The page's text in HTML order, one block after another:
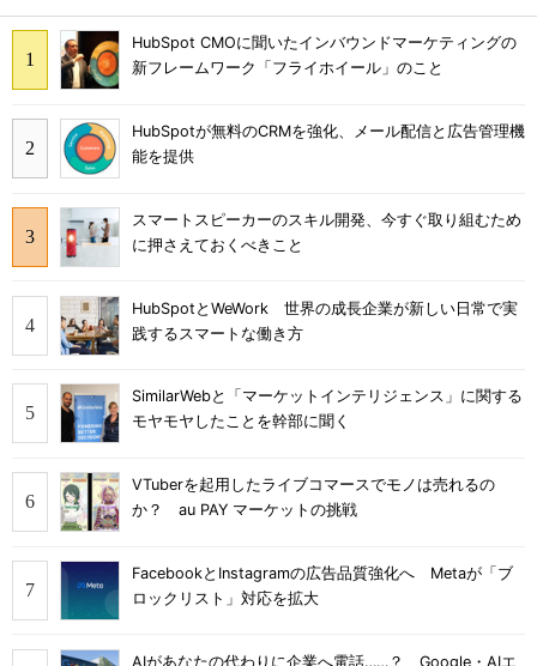
HubSpot CMOに聞いたインバウンドマーケティングの
新フレームワーク「フライホイール」のこと
HubSpotが無料のCRMを強化、メール配信と広告管理機
能を提供
スマートスピーカーのスキル開発、今すぐ取り組むため
に押さえておくべきこと
HubSpotとWeWork 世界の成長企業が新しい日常で実
践するスマートな働き方
SimilarWebと「マーケットインテリジェンス」に関する
モヤモヤしたことを幹部に聞く
VTuberを起用したライブコマースでモノは売れるの
か？ au PAY マーケットの挑戦
FacebookとInstagramの広告品質強化へ Metaが「ブ
ロックリスト」対応を拡大
AIがあなたの代わりに企業へ電話……？ Google・AIエ